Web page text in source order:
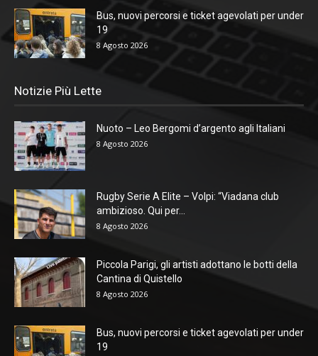
Bus, nuovi percorsi e ticket agevolati per under
19
8 Agosto 2026
Notizie Più Lette
Nuoto – Leo Bergomi d’argento agli Italiani
8 Agosto 2026
Rugby Serie A Elite – Volpi: “Viadana club
ambizioso. Qui per...
8 Agosto 2026
Piccola Parigi, gli artisti adottano le botti della
Cantina di Quistello
8 Agosto 2026
Bus, nuovi percorsi e ticket agevolati per under
19